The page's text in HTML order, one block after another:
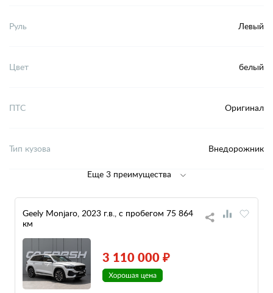
Руль Левый
Цвет белый
ПТС Оригинал
Тип кузова Внедорожник
Еще 3 преимущества
Geely Monjaro, 2023 г.в., с пробегом 75 864
км
3 110 000 ₽